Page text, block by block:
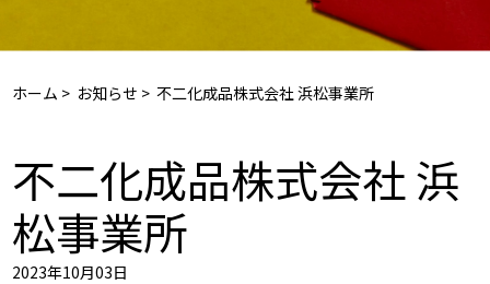
ホーム > お知らせ > 不二化成品株式会社 浜松事業所
不二化成品株式会社 浜
松事業所
2023年10月03日